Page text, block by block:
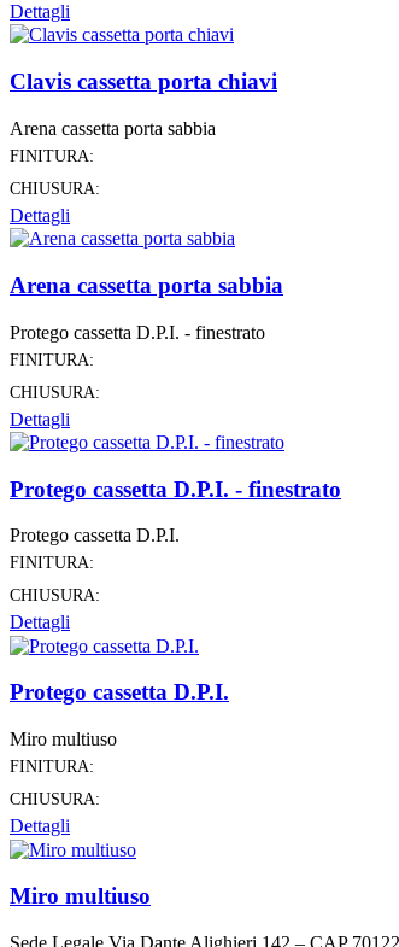
Dettagli
Clavis cassetta porta chiavi
Arena cassetta porta sabbia
FINITURA:
CHIUSURA:
Dettagli
Arena cassetta porta sabbia
Protego cassetta D.P.I. - finestrato
FINITURA:
CHIUSURA:
Dettagli
Protego cassetta D.P.I. - finestrato
Protego cassetta D.P.I.
FINITURA:
CHIUSURA:
Dettagli
Protego cassetta D.P.I.
Miro multiuso
FINITURA:
CHIUSURA:
Dettagli
Miro multiuso
Sede Legale Via Dante Alighieri 142 – CAP